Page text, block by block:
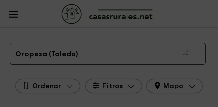
Casas Rurales
Rurales Toledo
Casas Rurales Oropesa
Las 4 mejores casas rurales en Oropesa de 2026
Oropesa (Toledo)
Ordenar Filtros Mapa